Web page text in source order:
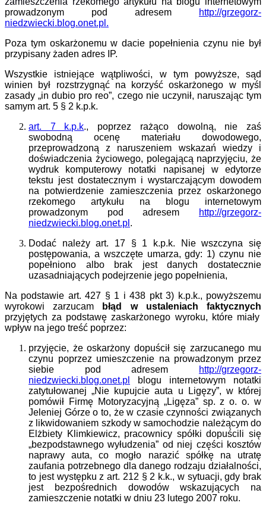
prowadzonym pod adresem
http://grzegorz-
niedzwiecki.blog.onet.pl .
Poza tym oskarżonemu w dacie popełnienia czynu nie był
przypisany żaden adres IP.
Wszystkie istniejące wątpliwości, w tym powyższe, sąd
winien był rozstrzygnąć na korzyść oskarżonego w myśl
zasady „in dubio pro reo”, czego nie uczynił, naruszając tym
samym art. 5 § 2 k.p.k.
art. 7 k.p.k., poprzez rażąco dowolną, nie zaś
swobodną ocenę materiału dowodowego,
przeprowadzoną z naruszeniem wskazań wiedzy i
doświadczenia życiowego, polegającą naprzyjęciu, że
wydruk komputerowy notatki napisanej w edytorze
tekstu jest dostatecznym i wystarczającym dowodem
na potwierdzenie zamieszczenia przez oskarżonego
rzekomego artykułu na blogu internetowym
prowadzonym pod adresem
http://grzegorz-
niedzwiecki.blog.onet.pl .
Dodać należyart. 17 § 1 k.p.k. Nie wszczyna się
postępowania, a wszczęte umarza, gdy: 1) czynu nie
popełniono albo brak jest danych dostatecznie
uzasadniających podejrzenie jego popełnienia,
Na podstawie art. 427 § 1 i 438 pkt 3) k.p.k., powyższemu
wyrokowi zarzucam
błąd w ustaleniach faktycznych
przyjętych za podstawę zaskarżonego wyroku, które miały
wpływ na jego treść poprzez:
przyjęcie, że oskarżony dopuścił się zarzucanego mu
czynu poprzez umieszczenie na prowadzonym przez
siebie pod adresem
http://grzegorz-
niedzwiecki.blog.onet.pl
blogu internetowym notatki
zatytułowanej „Nie kupujcie auta u Ligęzy”, w której
pomówił Firmę Motoryzacyjną „Ligęza” sp. z o. o. w
Jeleniej Górze o to, że w czasie czynności związanych
z likwidowaniem szkody w samochodzie należącym do
Elżbiety Klimkiewicz, pracownicy spółki dopuścili się
„bezpodstawnego wyłudzenia” od niej części kosztów
naprawy auta, co mogło narazić spółkę na utratę
zaufania potrzebnego dla danego rodzaju działalności,
to jest występku z art. 212 § 2 k.k., w sytuacji, gdy brak
jest bezpośrednich dowodów wskazujących na
zamieszczenie notatki w dniu 23 lutego 2007 roku.